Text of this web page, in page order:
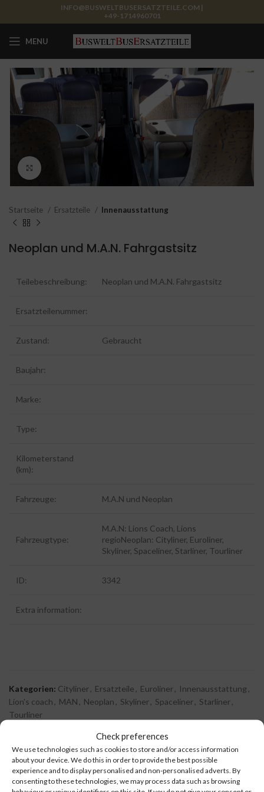
Check preferences
We use technologies such as cookies to store and/or access information
about your device. We do this in order to provide the best possible
experience and to display personalised and non-personalised adverts. By
consenting to these technologies, we may process data such as browsing
INFO@BUSWELTBUSERSATZTEILE.COM |
+49-1714960701
MENU
Click to enlarge
Startseite Ersatzteile Innenausstattung
Neoplan und M.A.N. Fahrgastsitz
Teilebeschreibung: Neoplan und M.A.N. Fahrgastsitz
Ersatzteilenummer:
Zustand: Gebraucht
Baujahr:
Marke:
Type:
Kilometerstand
(km):
Fahrzeuge: M.A.N und Neoplan
Fahrzeugtype:
M.A.N: Lions Coach, Lions
regioNeoplan: Cityliner, Euroliner,
Skyliner, Spaceliner, Starliner, Tourliner
ID: 3342
Extra information:
Kategorien: Cityliner, Ersatzteile , Euroliner, Innenausstattung ,
Lion's coach , MAN , Neoplan , Skyliner, Spaceliner, Starliner,
Tourliner
ZUSÄTZLICHE INFORMATIONEN